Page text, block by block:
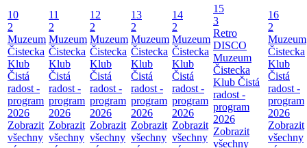
10
2
Muzeum
Čistecka
Klub
Čistá
radost -
program
2026
Zobrazit
všechny
11
2
Muzeum
Čistecka
Klub
Čistá
radost -
program
2026
Zobrazit
všechny
12
2
Muzeum
Čistecka
Klub
Čistá
radost -
program
2026
Zobrazit
všechny
13
2
Muzeum
Čistecka
Klub
Čistá
radost -
program
2026
Zobrazit
všechny
14
2
Muzeum
Čistecka
Klub
Čistá
radost -
program
2026
Zobrazit
všechny
15
3
Retro
DISCO
Muzeum
Čistecka
Klub Čistá
radost -
program
2026
Zobrazit
všechny
16
2
Muzeum
Čistecka
Klub
Čistá
radost -
program
2026
Zobrazit
všechny